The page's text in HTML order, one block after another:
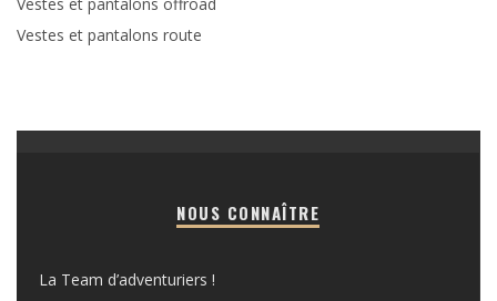
Vestes et pantalons route
NOUS CONNAÎTRE
La Team d’adventuriers !